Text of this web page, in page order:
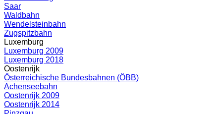
Saar
Waldbahn
Wendelsteinbahn
Zugspitzbahn
Luxemburg
Luxemburg 2009
Luxemburg 2018
Oostenrijk
Österreichische Bundesbahnen (ÖBB)
Achenseebahn
Oostenrijk 2009
Oostenrijk 2014